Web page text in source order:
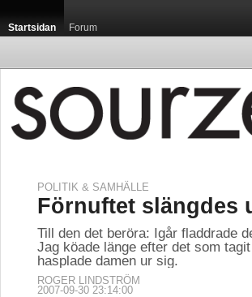
Startsidan Forum
POLITIK & SAMHÄLLE
Förnuftet slängdes
Till den det beröra: Igår fladdrade
Jag köade länge efter det som
hasplade damen ur sig.
ROGER LINDSTRÖM
2007-09-30 23:14:00